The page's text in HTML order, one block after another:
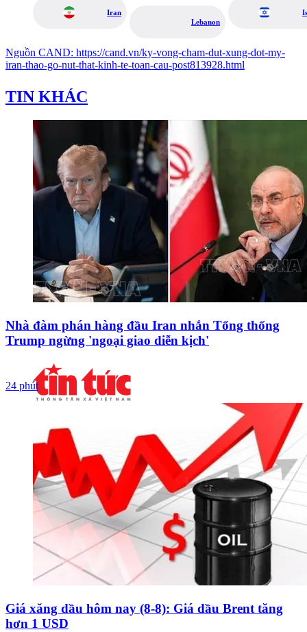
Iran
Lebanon
Nguồn CAND: https://cand.vn/ky-vong-cham-dut-xung-dot-my-
iran-thao-go-nut-that-kinh-te-toan-cau-post813928.html
TIN KHÁC
Nhà đàm phán hàng đầu Iran nhắn Tổng thống
Trump ngừng 'ngoại giao diễn kịch'
24 phút
Giá xăng dầu hôm nay (8-8): Giá dầu Brent tăng
hơn 1 USD